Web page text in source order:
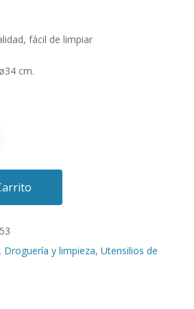
fácil de limpiar
cm.
, Droguería y limpieza, Utensilios de